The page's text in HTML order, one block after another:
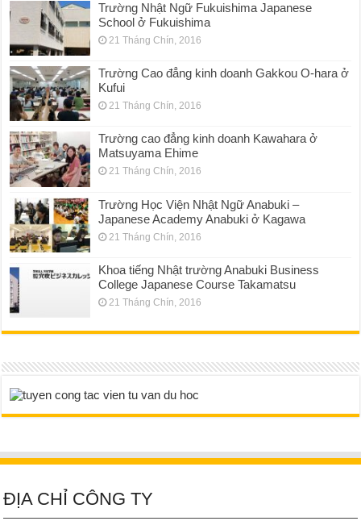
Trường Nhật Ngữ Fukuishima Japanese
School ở Fukuishima
21 Tháng Chín, 2016
Trường Cao đẳng kinh doanh Gakkou O-hara ở
Kufui
21 Tháng Chín, 2016
Trường cao đẳng kinh doanh Kawahara ở
Matsuyama Ehime
21 Tháng Chín, 2016
Trường Học Viện Nhật Ngữ Anabuki –
Japanese Academy Anabuki ở Kagawa
21 Tháng Chín, 2016
Khoa tiếng Nhật trường Anabuki Business
College Japanese Course Takamatsu
21 Tháng Chín, 2016
ĐỊA CHỈ CÔNG TY